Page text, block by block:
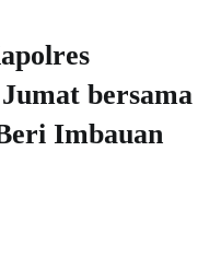
bersama
Imbauan